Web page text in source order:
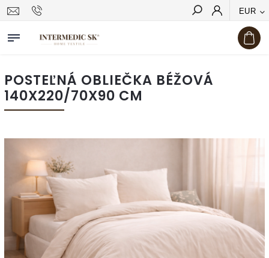
EUR
Hľadať
POSTEĽNÁ OBLIEČKA BÉŽOVÁ
140X220/70X90 CM